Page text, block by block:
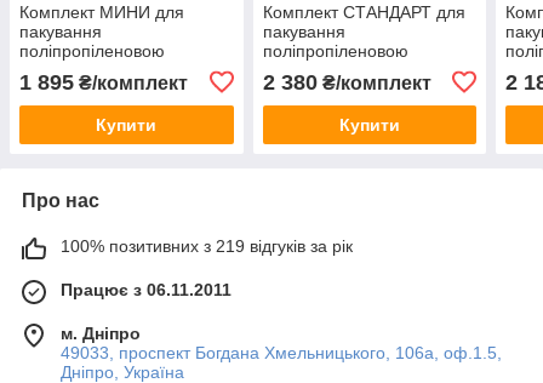
Комплект МИНИ для
пакування
поліпропіленовою
1,65 тонни
1 895 ₴/комплект
Купити
Комплект СТАНДАРТ для
пакування
поліпропіленовою
стрічкою (біла) 12мм до
550кг
2 380₴/комплект
Купити
2
Про нас
100% позитивних з 219 відгуків за рік
Працює з 06.11.2011
м. Дніпро
49033, проспект Богдана Хмельницького, 106а, оф.1.5,
Дніпро, Україна